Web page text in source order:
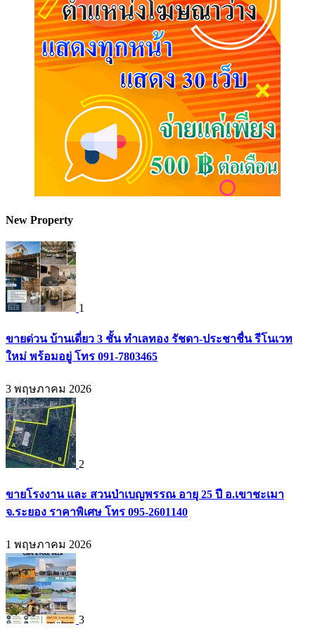
New Property
1
ขายด่วน บ้านเดี่ยว 3 ชั้น ทำเลทอง รัชดา-ประชาชื่น รีโนเวท
ใหม่ พร้อมอยู่ โทร 091-7803465
3 พฤษภาคม 2026
2
ขายโรงงาน และ สวนป่าเบญพรรณ อายุ 25 ปี อ.เขาชะเมา
จ.ระยอง ราคาพิเศษ โทร 095-2601140
1 พฤษภาคม 2026
3